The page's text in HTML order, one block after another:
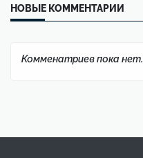
НОВЫЕ КОММЕНТАРИИ
Комменатриев пока нет.